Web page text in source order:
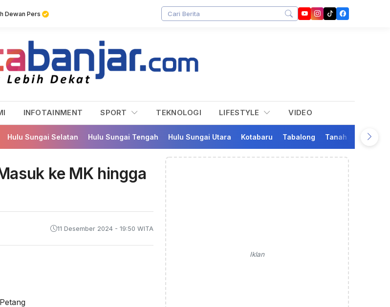
Dewan Pers
INFOTAINMENT SPORT TEKNOLOGI LIFESTYLE VIDEO
Hulu Sungai Selatan Hulu Sungai Tengah Hulu Sungai Utara Kotabaru Tabalong Tanah Bumbu
ke MK hingga
11 Desember 2024 - 19:50 WITA
Iklan